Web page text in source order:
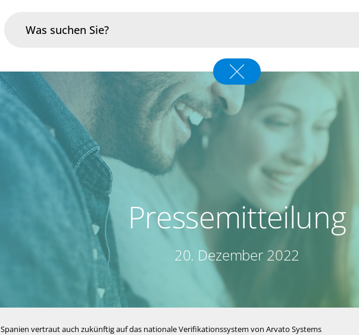
Pressemitteilung
20. Dezember 2022
Spanien vertraut auch zukünftig auf das nationale Verifikationssystem von Arvato Systems